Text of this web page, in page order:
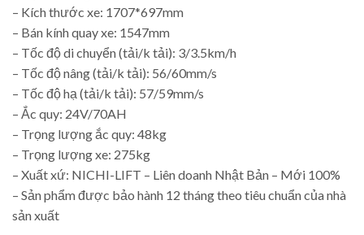
– Kích thước xe: 1707*697mm
– Bán kính quay xe: 1547mm
– Tốc độ di chuyển (tải/k tải): 3/3.5km/h
– Tốc độ nâng (tải/k tải): 56/60mm/s
– Tốc độ hạ (tải/k tải): 57/59mm/s
– Ắc quy: 24V/70AH
– Trọng lượng ắc quy: 48kg
– Trọng lượng xe: 275kg
– Xuất xứ: NICHI-LIFT – Liên doanh Nhật Bản – Mới 100%
– Sản phẩm được bảo hành 12 tháng theo tiêu chuẩn của nhà
sản xuất